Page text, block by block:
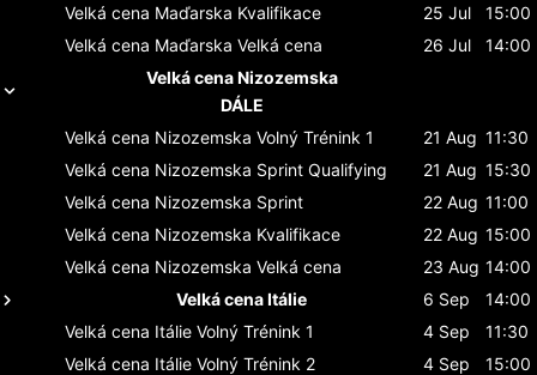
Velká cena Maďarska Kvalifikace 25 Jul
15:00
Velká cena Maďarska Velká cena 26 Jul
14:00
Velká cena Nizozemska
DÁLE
Velká cena Nizozemska Volný Trénink 1 21 Aug 11:30
Velká cena Nizozemska Sprint Qualifying 21 Aug 15:30
Velká cena Nizozemska Sprint 22 Aug 11:00
Velká cena Nizozemska Kvalifikace 22 Aug 15:00
Velká cena Nizozemska Velká cena 23 Aug 14:00
Velká cena Itálie
6 Sep
14:00
Velká cena Itálie Volný Trénink 1 4 Sep
11:30
Velká cena Itálie Volný Trénink 2 4 Sep
15:00